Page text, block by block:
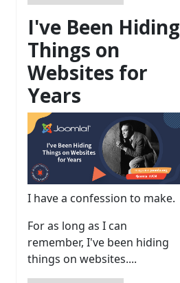
I've Been Hiding
Things on
Websites for
Years
I have a confession to make.
For as long as I can
remember, I've been hiding
things on websites....